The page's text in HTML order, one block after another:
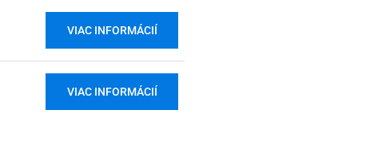
VIAC INFORMÁCIÍ
VIAC INFORMÁCIÍ